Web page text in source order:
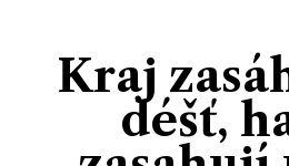
Prostějov
Politika
Ekonomika
Kultura
Společnost
Sport
Kraj
déšť,